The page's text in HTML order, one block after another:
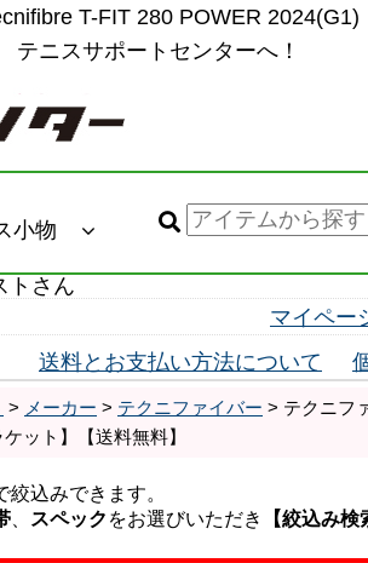
T-FIT 280 POWER
テニスサポートセンターへ！
小物
トさん
マイペー
送料とお支払い方法について
> メーカー > テクニファイバー > テクニフ
ット】【送料無料】